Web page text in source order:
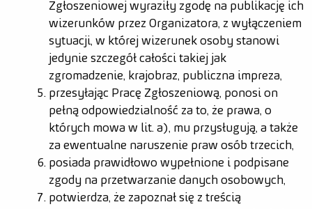
Zgłoszeniowej wyraziły zgodę na publikację ich
wizerunków przez Organizatora, z wyłączeniem
sytuacji, w której wizerunek osoby stanowi
jedynie szczegół całości takiej jak
zgromadzenie, krajobraz, publiczna impreza,
przesyłając Pracę Zgłoszeniową, ponosi on
pełną odpowiedzialność za to, że prawa, o
których mowa w lit. a), mu przysługują, a także
za ewentualne naruszenie praw osób trzecich,
posiada prawidłowo wypełnione i podpisane
zgody na przetwarzanie danych osobowych,
potwierdza, że zapoznał się z treścią